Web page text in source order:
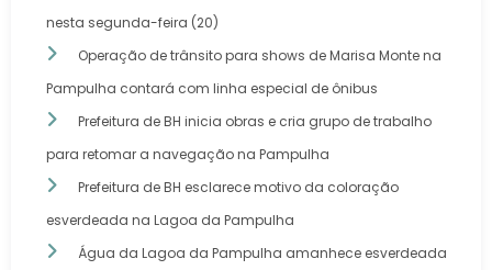
nesta segunda-feira (20)
Operação de trânsito para shows de Marisa Monte na
Pampulha contará com linha especial de ônibus
Prefeitura de BH inicia obras e cria grupo de trabalho
para retomar a navegação na Pampulha
Prefeitura de BH esclarece motivo da coloração
esverdeada na Lagoa da Pampulha
Água da Lagoa da Pampulha amanhece esverdeada